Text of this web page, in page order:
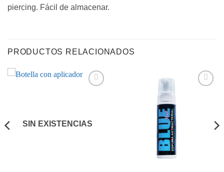
piercing. Fácil de almacenar.
PRODUCTOS RELACIONADOS
SIN EXISTENCIAS